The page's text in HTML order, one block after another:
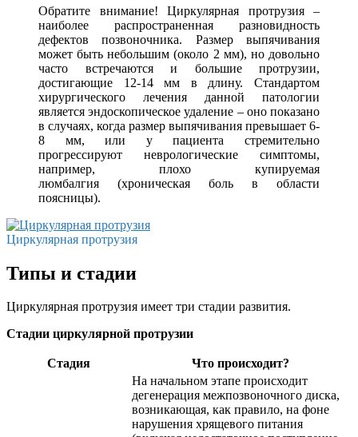
Обратите внимание! Циркулярная протрузия –
наиболее распространенная разновидность
дефектов позвоночника. Размер выпячивания
может быть небольшим (около 2 мм), но довольно
часто встречаются и большие протрузии,
достигающие 12-14 мм в длину. Стандартом
хирургического лечения данной патологии
является эндоскопическое удаление – оно показано
в случаях, когда размер выпячивания превышает 6-
8 мм, или у пациента стремительно
прогрессируют неврологические симптомы,
например, плохо купируемая
люмбалгия (хроническая боль в области
поясницы).
Циркулярная протрузия
Типы и стадии
Циркулярная протрузия имеет три стадии развития.
Стадии циркулярной протрузии
Стадия Что происходит?
На начальном этапе происходит
дегенерация межпозвоночного диска,
возникающая, как правило, на фоне
нарушения хрящевого питания